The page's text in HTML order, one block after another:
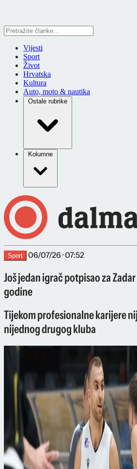
Vijesti
Sport
Život
Hrvatska
Kultura
Auto, moto & nautika
Ostale rubrike
Kolumne
Sport 06/07/26 · 07:52
Još jedan igrač potpisao za
godine
Tijekom profesionalne karijere
nijednog drugog kluba